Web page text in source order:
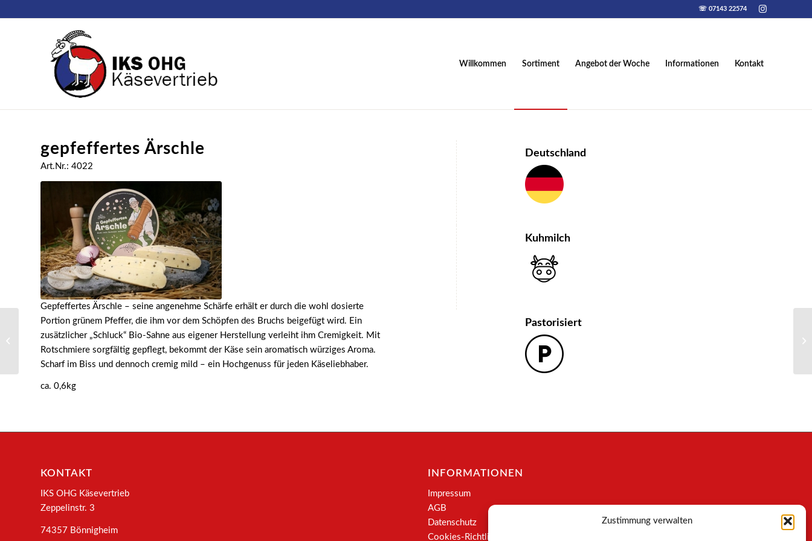
Zustimmung verwalten
☏ 07143 22574
Willkommen Sortiment Angebot der Woche Informationen Kontakt
gepfeffertes Ärschle
Art.Nr.: 4022
Gepfeffertes Ärschle – seine angenehme Schärfe erhält er durch die wohl dosierte
Portion grünem Pfeffer, die ihm vor dem Schöpfen des Bruchs beigefügt wird. Ein
zusätzlicher „Schluck“ Bio-Sahne aus eigener Herstellung verleiht ihm Cremigkeit. Mit
Rotschmiere sorgfältig gepflegt, bekommt der Käse sein aromatisch würziges Aroma.
Scharf im Biss und dennoch cremig mild – ein Hochgenuss für jeden Käseliebhaber.
ca. 0,6kg
Deutschland
Kuhmilch
Pastorisiert
KONTAKT
IKS OHG Käsevertrieb
Zeppelinstr. 3
74357 Bönnigheim
INFORMATIONEN
Impressum
AGB
Datenschutz
Cookies-Richtlinie
4021 – Antons Liebe